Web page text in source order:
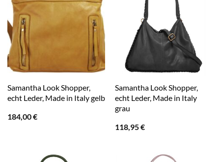
Samantha Look Shopper,
echt Leder, Made in Italy gelb
184,00€
Samantha Look Shopper,
echt Leder, Made in Italy
grau
118,95€